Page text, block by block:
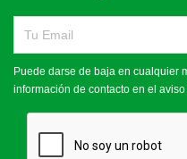
Puede darse de baja en cualquier
información de contacto en el